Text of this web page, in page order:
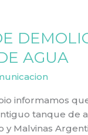
AGUA
informamos
tanque de
y Malvinas